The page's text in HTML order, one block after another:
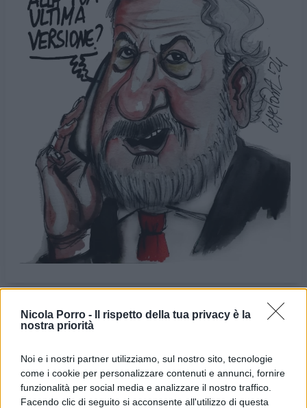
Nicola Porro -
Il rispetto della tua privacy è la
nostra priorità
Noi e i nostri partner utilizziamo, sul nostro sito, tecnologie
come i cookie per personalizzare contenuti e annunci, fornire
funzionalità per social media e analizzare il nostro traffico.
Facendo clic di seguito si acconsente all'utilizzo di questa
VIGNETTA DEL
Le vignette satiriche diBeppe Fantin, illustratore
trevigiano, nascono dalla passione dell'autore per